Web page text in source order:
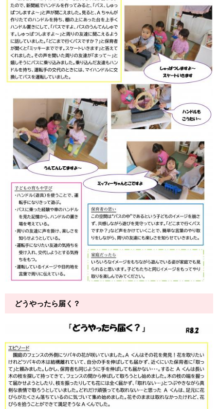
どうやったら届く？